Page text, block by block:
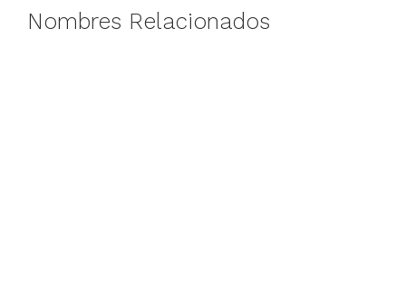
Nombres Relacionados